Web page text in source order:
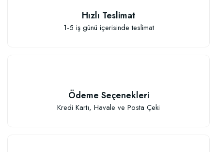
Hızlı Teslimat
1-5 iş günü içerisinde teslimat
Ödeme Seçenekleri
Kredi Kartı, Havale ve Posta Çeki